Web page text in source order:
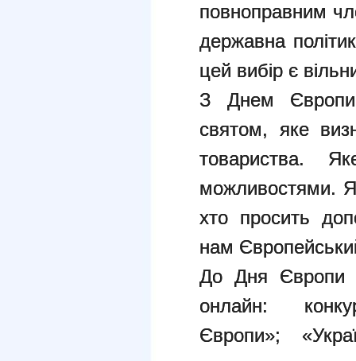
повноправним
державна
цей вибір є
З Днем
святом, яке
товариства.
можливостями.
хто просить
нам
До Дня
онлайн:
Європи»;